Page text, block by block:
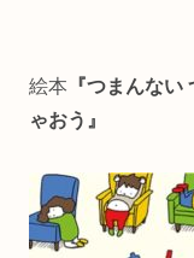
絵本 『つまんない
ゃおう』